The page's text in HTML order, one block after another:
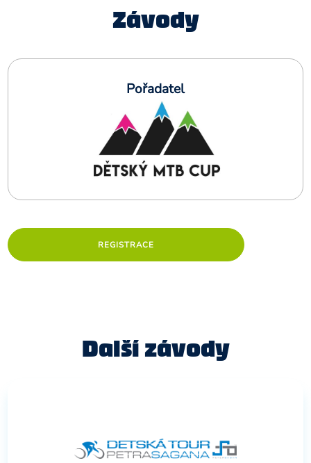
Závody
Pořadatel
REGISTRACE
Další závody